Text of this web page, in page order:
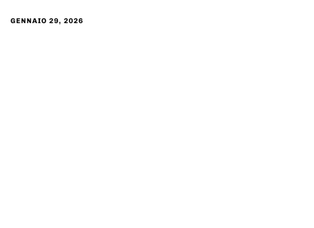
GENNAIO 29, 2026